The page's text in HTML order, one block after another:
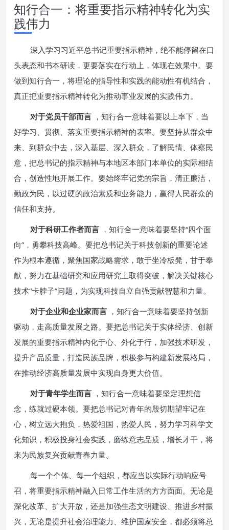
知行合一：将重要指示精神转化为实
践伟力
深入学习习近平总书记重要指示精神，绝不能停留在口
头表态和书本研读，更要落实在行动上，体现在效果中。要
做到知行合一，将理论的指导性和实践的能动性有机结合，
真正把重要指示精神转化为推动事业发展的实践伟力。
对于党员干部而言 ，知行合一意味着要以上率下，当
好学习、贯彻、落实重要指示精神的表率。要坚持从群众中
来、到群众中去，深入基层、深入群众，了解民情、体察民
意，把总书记的指示精神与本地区本部门本单位的实际相结
合，创造性地开展工作。要始终牢记党的宗旨，清正廉洁，
勤政为民，以过硬的政治素质和业务能力，赢得人民群众的
信任和支持。
对于科研工作者而言 ，知行合一意味着要坚持“四个面
向”，勇攀科技高峰。要把总书记关于科技创新的重要论述
作为根本遵循，聚焦国家战略需求，敢于坐冷板凳，甘于奉
献，努力在基础研究和应用研究上取得突破，解决关键核心
技术“卡脖子”问题，为实现科技自立自强贡献智慧和力量。
对于企业和企业家而言 ，知行合一意味着要坚持创新
驱动，走高质量发展之路。要把总书记关于实体经济、创新
发展的重要指示精神内化于心、外化于行，加强技术研发，
提升产品质量，打造民族品牌，积极参与构建新发展格局，
在推动经济高质量发展中实现自身更大价值。
对于青年学生而言 ，知行合一意味着要坚定理想信
念，练就过硬本领。要把总书记对青年的殷切期望牢记在
心，树立远大抱负，热爱祖国，热爱人民，努力学习科学文
化知识，积极投身社会实践，磨练意志品质，增长才干，将
来为民族复兴贡献青春力量。
每一个个体、每一个组织，都应当以实际行动响应号
召，将重要指示精神融入日常工作生活的方方面面。无论是
深化改革、扩大开放，还是加强生态文明建设、推进乡村振
兴，无论是提升社会治理能力、维护国家安全，都必须将总